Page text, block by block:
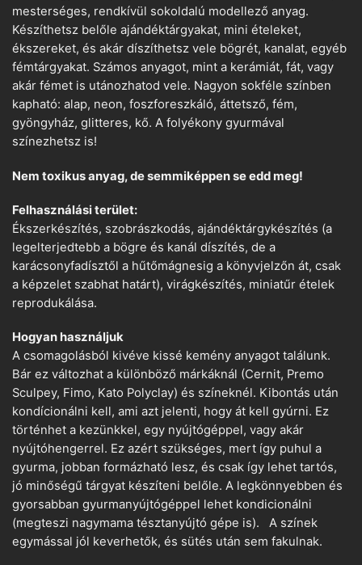
mesterséges, rendkívül sokoldalú modellező anyag.
Készíthetsz belőle ajándéktárgyakat, mini ételeket,
ékszereket, és akár díszíthetsz vele bögrét, kanalat, egyéb
fémtárgyakat. Számos anyagot, mint a kerámiát, fát, vagy
akár fémet is utánozhatod vele. Nagyon sokféle színben
kapható: alap, neon, foszforeszkáló, áttetsző, fém,
gyöngyház, glitteres, kő. A folyékony gyurmával
színezhetsz is!
Nem toxikus anyag, de semmiképpen se edd meg!
Felhasználási terület:
Ékszerkészítés, szobrászkodás, ajándéktárgykészítés (a
legelterjedtebb a bögre és kanál díszítés, de a
karácsonyfadísztől a hűtőmágnesig a könyvjelzőn át, csak
a képzelet szabhat határt), virágkészítés, miniatűr ételek
reprodukálása.
Hogyan használjuk
A csomagolásból kivéve kissé kemény anyagot találunk.
Bár ez változhat a különböző márkáknál (Cernit, Premo
Sculpey, Fimo, Kato Polyclay) és színeknél. Kibontás után
kondícionálni kell, ami azt jelenti, hogy át kell gyúrni. Ez
történhet a kezünkkel, egy nyújtógéppel, vagy akár
nyújtóhengerrel. Ez azért szükséges, mert így puhul a
gyurma, jobban formázható lesz, és csak így lehet tartós,
jó minőségű tárgyat készíteni belőle. A legkönnyebben és
gyorsabban gyurmanyújtógéppel lehet kondicionálni
(megteszi nagymama tésztanyújtó gépe is). A színek
egymással jól keverhetők, és sütés után sem fakulnak.